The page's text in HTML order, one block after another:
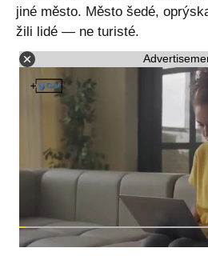
jiné město. Město šedé,
žili lidé — ne turisté.